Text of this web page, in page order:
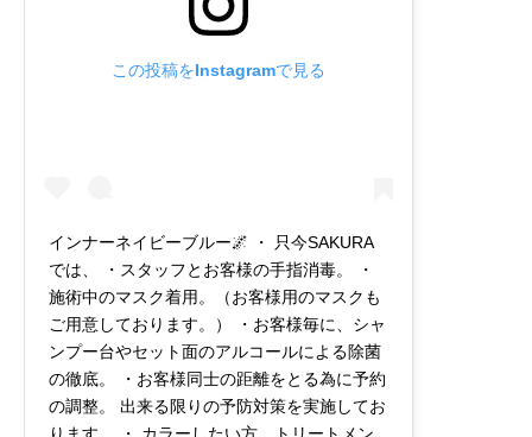
この投稿をInstagramで見る
インナーネイビーブルー🌌 ・ 只今SAKURA
では、 ・スタッフとお客様の手指消毒。 ・
施術中のマスク着用。（お客様用のマスクも
ご用意しております。） ・お客様毎に、シャ
ンプー台やセット面のアルコールによる除菌
の徹底。 ・お客様同士の距離をとる為に予約
の調整。 出来る限りの予防対策を実施してお